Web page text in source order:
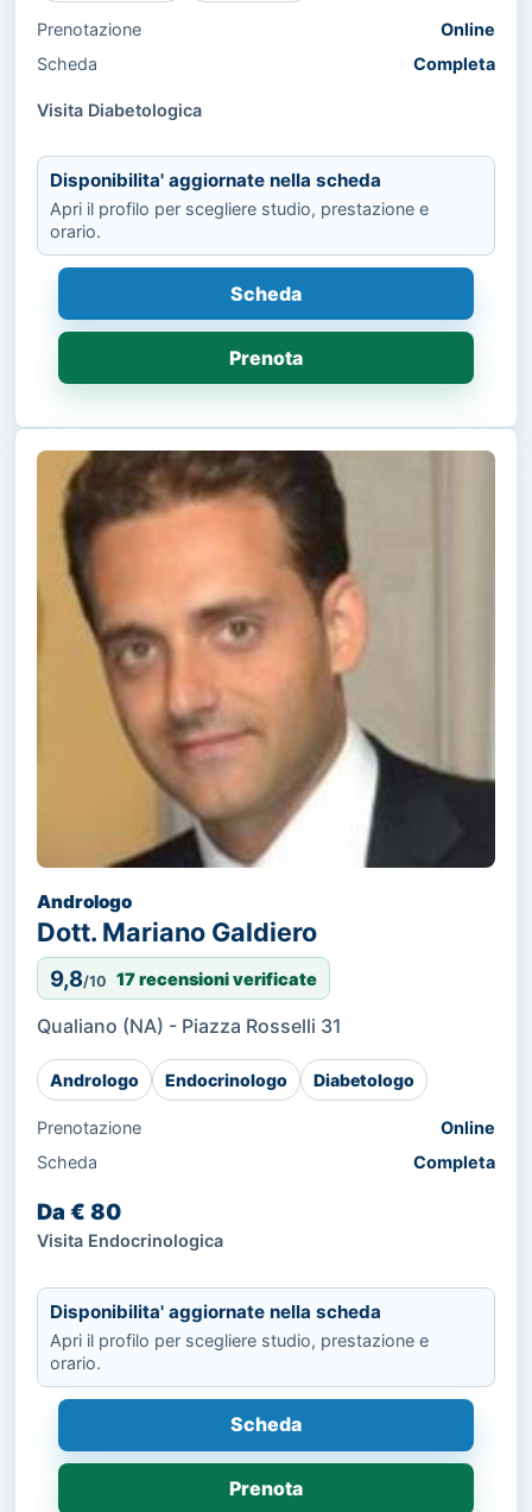
Prenotazione
Online
Scheda
Completa
Visita Diabetologica
Disponibilita' aggiornate nella scheda
Apri il profilo per scegliere studio, prestazione e
orario.
Scheda
Prenota
Andrologo
Dott. Mariano Galdiero
9,8/10 17 recensioni verificate
Qualiano (NA) - Piazza Rosselli 31
Andrologo Endocrinologo Diabetologo
Prenotazione
Online
Scheda
Completa
Da € 80
Visita Endocrinologica
Disponibilita' aggiornate nella scheda
Apri il profilo per scegliere studio, prestazione e
orario.
Scheda
Prenota